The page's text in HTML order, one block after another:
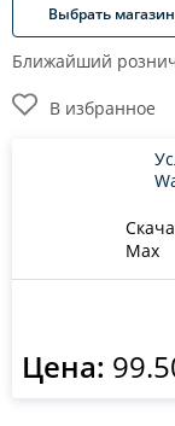
Выбрать
Ближайший
В избранное
Max
Цена: